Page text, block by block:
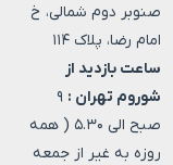
صنوبر دوم شمالی، خ
امام رضا، پلاک ۱۱۴
ساعت بازدید از
شوروم تهران : ۹
صبح الی ۵.۳۰ ( همه
روزه به غیر از جمعه